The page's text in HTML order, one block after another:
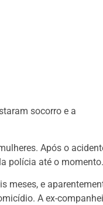
socorro e a
Após o
polícia até o momento.
meses, e
A ex-